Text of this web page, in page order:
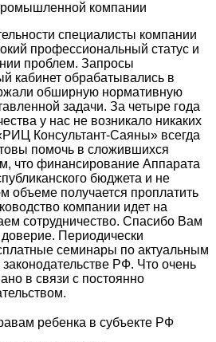
компании
специалисты компании
профессиональный статус и
проблем. Запросы
кабинет обрабатывались в
обширную нормативную
задачи. За четыре года
у нас не возникало никаких
Консультант-Саяны» всегда
помочь в сложившихся
что финансирование Аппарата
бюджета и не
объеме получается проплатить
компании идет на
сотрудничество. Спасибо Вам
Периодически
семинары по актуальным
РФ. Что очень
в связи с постоянно
ребенка в субъекте РФ